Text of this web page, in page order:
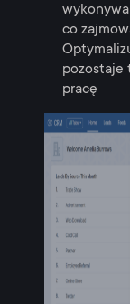
co
pozostaje
pracę